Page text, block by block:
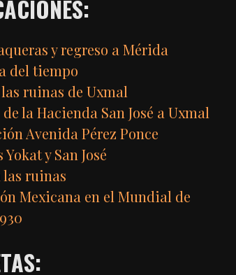
y regreso a Mérida
del tiempo
ruinas de Uxmal
la Hacienda San José a Uxmal
Avenida Pérez Ponce
y San José
ruinas
Mexicana en el Mundial de